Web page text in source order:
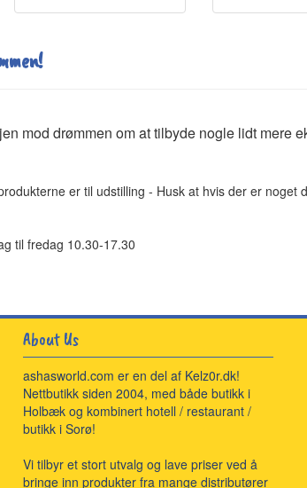
mod drømmen om at tilbyde nogle lidt mere
er til udstilling - Husk at hvis der er noget
til fredag 10.30-17.30
About Us
ashasworld.com er en del af Kelz0r.dk!
Nettbutikk siden 2004, med både butikk i
Holbæk og kombinert hotell / restaurant /
butikk i Sorø!
Vi tilbyr et stort utvalg og lave priser ved å
bringe inn produkter fra mange distributører